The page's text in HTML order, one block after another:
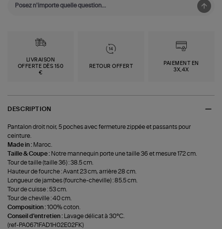
LIVRAISON
OFFERTE DÈS 150
€
RETOUR OFFERT
PAIEMENT EN
3X,4X
DESCRIPTION
Pantalon droit noir, 5 poches avec fermeture zippée et passants pour
ceinture.
Made in : Maroc.
Taille & Coupe : Notre mannequin porte une taille 36 et mesure 172 cm.
Tour de taille (taille 36) : 38.5 cm.
Hauteur de fourche : Avant 23 cm, arrière 28 cm.
Longueur de jambes (fourche-cheville) : 85.5 cm.
Tour de cuisse : 53 cm.
Tour de cheville : 40 cm.
Composition :100% coton.
Conseil d'entretien : Lavage délicat à 30°C.
(ref-PA0671FAD1H02E02FK)